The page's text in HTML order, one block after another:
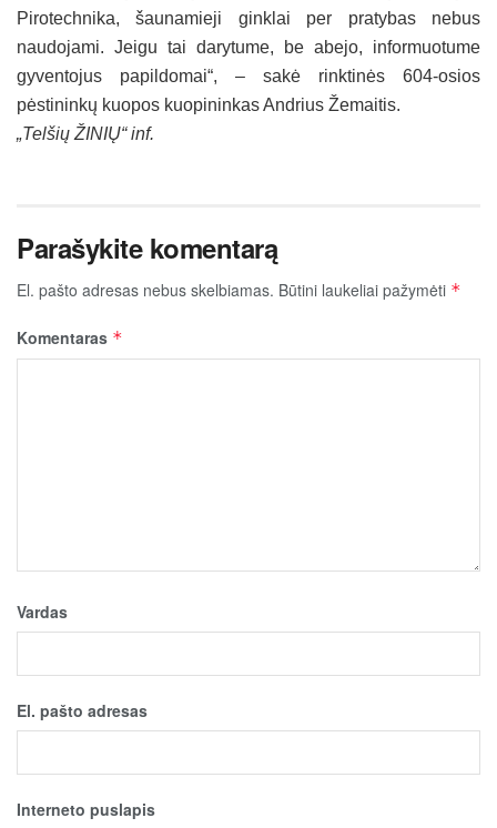
Pirotechnika, šaunamieji ginklai per pratybas nebus
naudojami. Jeigu tai darytume, be abejo, informuotume
gyventojus papildomai“, – sakė rinktinės 604-osios
pėstininkų kuopos kuopininkas Andrius Žemaitis.
„Telšių ŽINIŲ“ inf.
Parašykite komentarą
El. pašto adresas nebus skelbiamas. Būtini laukeliai pažymėti *
Komentaras *
Vardas
El. pašto adresas
Interneto puslapis